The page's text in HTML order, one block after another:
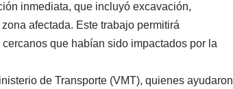
inmediata, que incluyó excavación,
afectada. Este trabajo permitirá
que habían sido impactados por la
de Transporte (VMT), quienes ayudaron